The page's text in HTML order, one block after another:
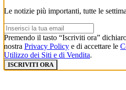
Le notizie più importanti, tutte le
Premendo il tasto “Iscriviti ora”
nostra Privacy Policy e di accettare le
Utilizzo dei Siti e di Vendita.
ISCRIVITI ORA